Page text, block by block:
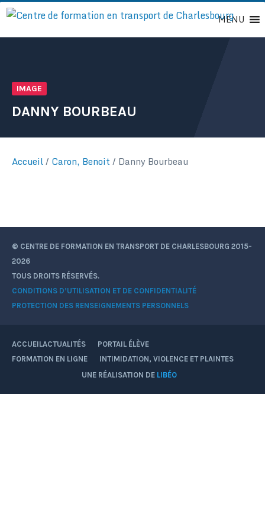
Passer
contenu
MENU
IMAGE
DANNY BOURBEAU
Accueil/ Caron, Benoit / Danny Bourbeau
© CENTRE DE FORMATION EN TRANSPORT DE CHARLESBOURG 2015-
2026
TOUS DROITS RÉSERVÉS.
CONDITIONS D’UTILISATION ET DE CONFIDENTIALITÉ
PROTECTION DES RENSEIGNEMENTS PERSONNELS
ACCUEILACTUALITÉS
PORTAIL ÉLÈVE
FORMATION EN LIGNE
INTIMIDATION, VIOLENCE ET PLAINTES
InstagramUNE RÉALISATION DE LIBÉO